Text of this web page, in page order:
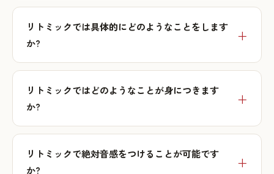
リトミックでは具体的にどのようなことをします
か?
リトミックではどのようなことが身につきます
か?
リトミックで絶対音感をつけることが可能です
か?